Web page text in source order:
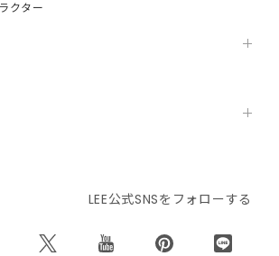
クター
LEE公式SNSをフォローする